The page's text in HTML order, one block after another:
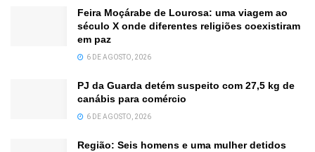
Feira Moçárabe de Lourosa: uma viagem ao
século X onde diferentes religiões coexistiram
em paz
6 DE AGOSTO, 2026
PJ da Guarda detém suspeito com 27,5 kg de
canábis para comércio
6 DE AGOSTO, 2026
Região: Seis homens e uma mulher detidos